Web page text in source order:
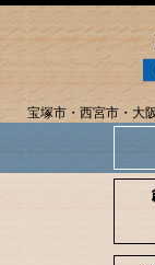
宝塚市・西宮市・大